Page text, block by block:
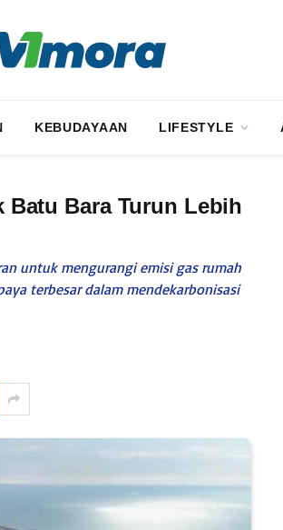
KEBUDAYAAN LIFESTYLE
Bara Turun Lebih
untuk mengurangi emisi gas rumah
terbesar dalam mendekarbonisasi